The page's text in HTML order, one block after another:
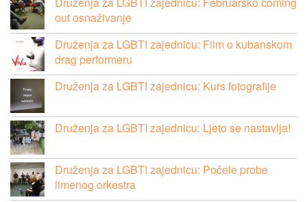
out osnaživanje
Druženja za LGBTI zajednicu: Film o kubanskom
drag performeru
Druženja za LGBTI zajednicu: Kurs fotografije
Druženja za LGBTI zajednicu: Ljeto se nastavlja!
Druženja za LGBTI zajednicu: Počele probe
limenog orkestra